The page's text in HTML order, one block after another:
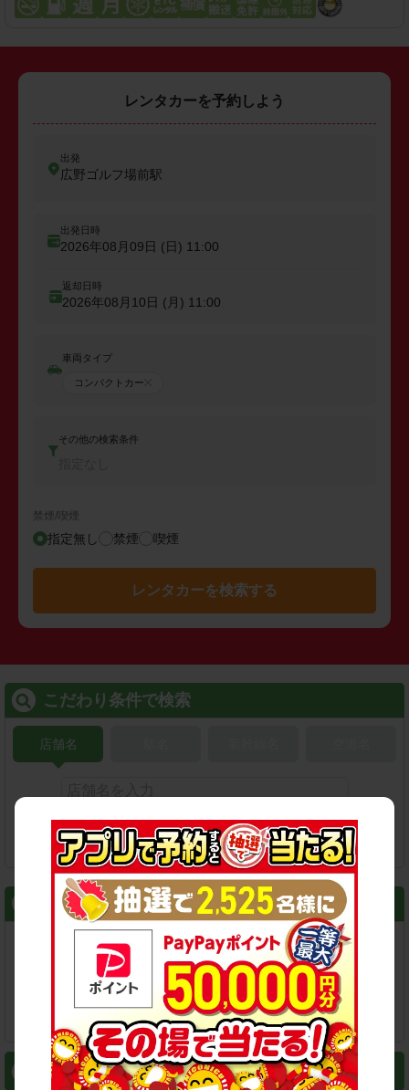
レンタカーを予約しよう
出発
広野ゴルフ場前駅
出発日時
2026年08月09日 (日) 11:00
返却日時
2026年08月10日 (月) 11:00
車両タイプ
コンパクトカー
その他の検索条件
禁煙/喫煙
指定無し 禁煙 喫煙
レンタカーを検索する
こだわり条件で検索
店舗名
検索
スマートフォン
⇒ アプリなら最短3分スピード出発！
おすすめコンテンツ